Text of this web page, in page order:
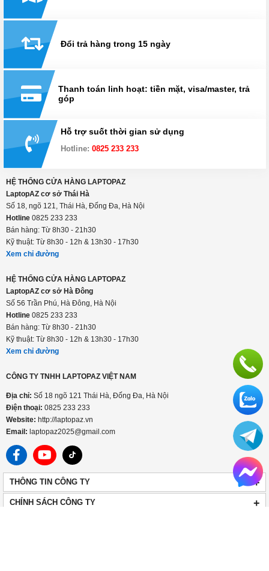
Đổi trả hàng trong 15 ngày
Thanh toán linh hoạt: tiền mặt, visa/master, trả
góp
Hỗ trợ suốt thời gian sử dụng
Hotline: 0825 233 233
HỆ THỐNG CỬA HÀNG LAPTOPAZ
LaptopAZ cơ sở Thái Hà
Số 18, ngõ 121, Thái Hà, Đống Đa, Hà Nội
Hotline 0825 233 233
Bán hàng: Từ 8h30 - 21h30
Kỹ thuật: Từ 8h30 - 12h & 13h30 - 17h30
Xem chỉ đường
HỆ THỐNG CỬA HÀNG LAPTOPAZ
LaptopAZ cơ sở Hà Đông
Số 56 Trần Phú, Hà Đông, Hà Nội
Hotline 0825 233 233
Bán hàng: Từ 8h30 - 21h30
Kỹ thuật: Từ 8h30 - 12h & 13h30 - 17h30
Xem chỉ đường
CÔNG TY TNHH LAPTOPAZ VIỆT NAM
Địa chỉ: Số 18 ngõ 121 Thái Hà, Đống Đa, Hà Nội
Điện thoại: 0825 233 233
Website: http://laptopaz.vn
Email: laptopaz2025@gmail.com
THÔNG TIN CÔNG TY +
CHÍNH SÁCH CÔNG TY +